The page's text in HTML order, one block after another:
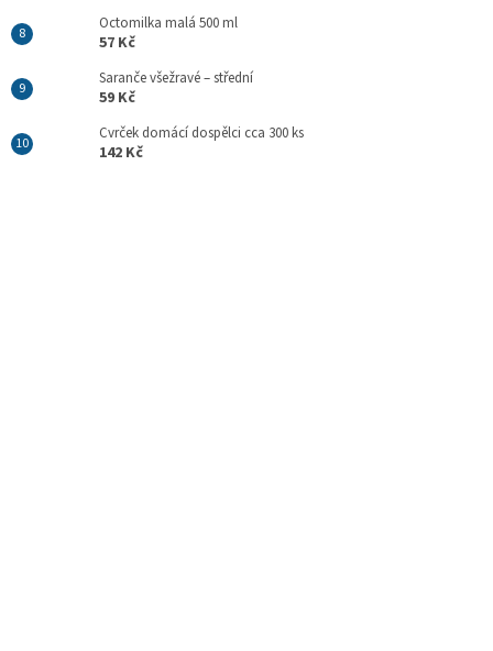
Octomilka malá 500 ml
57 Kč
Saranče všežravé – střední
59 Kč
Cvrček domácí dospělci cca 300 ks
142 Kč